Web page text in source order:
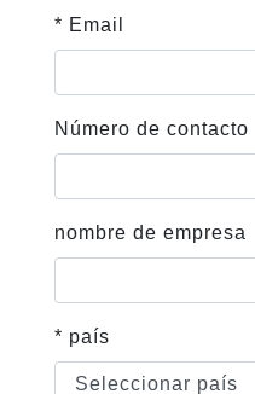
* Email
Número de contacto
nombre de empresa
* país